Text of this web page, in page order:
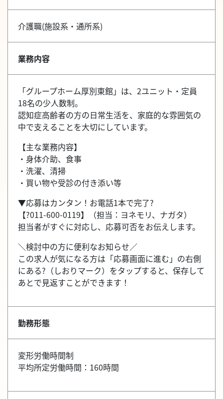
介護職(施設系・通所系)
業務内容
「グループホーム厚別東館」は、2ユニット・定員
18名の少人数制。
認知症高齢者の方の日常生活を、家庭的な雰囲気の
中で支えることを大切にしています。
【主な業務内容】
・身体介助、食事
・洗濯、清掃
・買い物や受診の付き添い等
▼応募はカンタン！お電話1本で完了?
【?011-600-0119】（担当：ヨネモリ、ナガタ）
担当者がすぐに対応し、応募可否をお伝えします。
＼検討中の方に便利なお知らせ／
この求人が気になる方は「応募画面に進む」の右側
にある?（しおりマーク）をタップすると、保存して
あとで見返すことができます！
勤務形態
変形労働時間制
平均所定労働時間：160時間